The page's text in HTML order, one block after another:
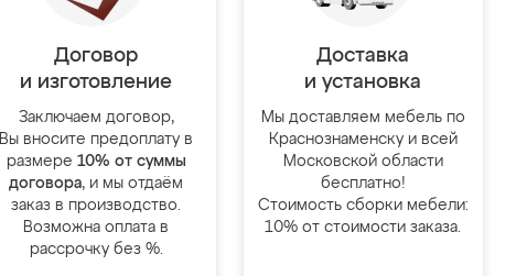
Договор
и изготовление
Заключаем договор,
Вы вносите предоплату в
размере 10% от суммы
договора, и мы отдаём
заказ в производство.
Возможна оплата в
рассрочку без %.
Доставка
и установка
Мы доставляем мебель по
Краснознаменску и всей
Московской области
бесплатно!
Стоимость сборки мебели:
10% от стоимости заказа.